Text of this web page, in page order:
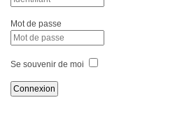
Mot de passe
Se souvenir de moi